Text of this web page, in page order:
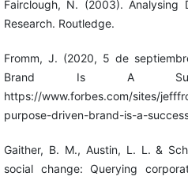
Fairclough, N. (2003). Analysing
Research. Routledge.
Fromm, J. (2020, 5 de
Brand Is A
https://www.forbes.com/sites/
purpose-driven-brand-is-a-
Gaither, B. M., Austin, L. L. &
social change: Querying